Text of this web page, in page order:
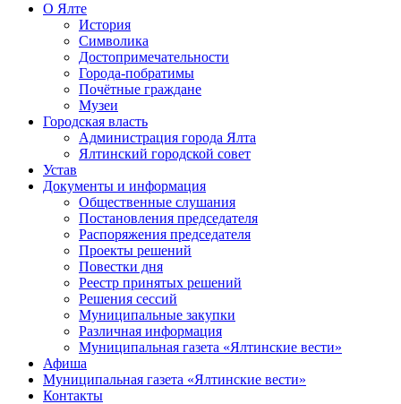
О Ялте
История
Символика
Достопримечательности
Города-побратимы
Почётные граждане
Музеи
Городская власть
Администрация города Ялта
Ялтинский городской совет
Устав
Документы и информация
Общественные слушания
Постановления председателя
Распоряжения председателя
Проекты решений
Повестки дня
Реестр принятых решений
Решения сессий
Муниципальные закупки
Различная информация
Муниципальная газета «Ялтинские вести»
Афиша
Муниципальная газета «Ялтинские вести»
Контакты